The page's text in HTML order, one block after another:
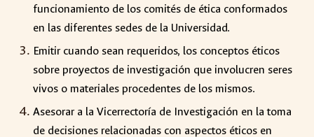
funcionamiento de los comités de ética conformados
en las diferentes sedes de la Universidad.
Emitir cuando sean requeridos, los conceptos éticos
sobre proyectos de investigación que involucren seres
vivos o materiales procedentes de los mismos.
Asesorar a la Vicerrectoría de Investigación en la toma
de decisiones relacionadas con aspectos éticos en